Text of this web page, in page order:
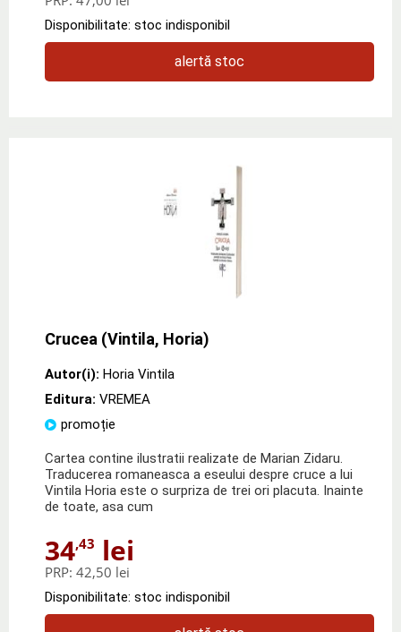
Disponibilitate: stoc indisponibil
alertă stoc
Crucea (Vintila, Horia)
Autor(i): Horia Vintila
Editura: VREMEA
promoție
Cartea contine ilustratii realizate de Marian Zidaru.
Traducerea romaneasca a eseului despre cruce a lui
Vintila Horia este o surpriza de trei ori placuta. Inainte
de toate, asa cum
34,43 lei
PRP: 42,50 lei
Disponibilitate: stoc indisponibil